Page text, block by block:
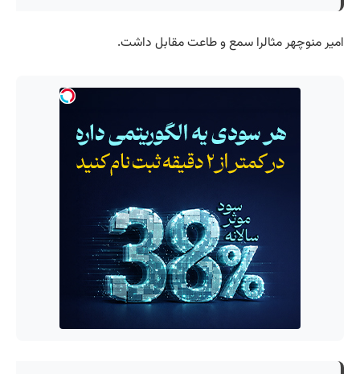
امیر منوچهر مثالرا سمع و طاعت مقابل داشت.